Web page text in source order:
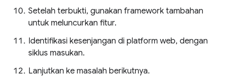
Setelah terbukti, gunakan framework tambahan
untuk meluncurkan fitur.
Identifikasi kesenjangan di platform web, dengan
siklus masukan.
Lanjutkan ke masalah berikutnya.